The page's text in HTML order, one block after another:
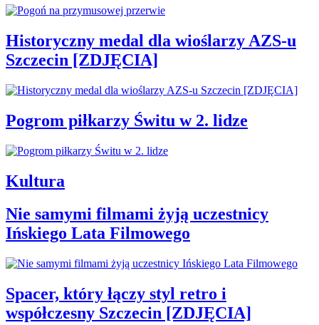
Historyczny medal dla wioślarzy AZS-u
Szczecin [ZDJĘCIA]
Pogrom piłkarzy Świtu w 2. lidze
Kultura
Nie samymi filmami żyją uczestnicy
Ińskiego Lata Filmowego
Spacer, który łączy styl retro i
współczesny Szczecin [ZDJĘCIA]